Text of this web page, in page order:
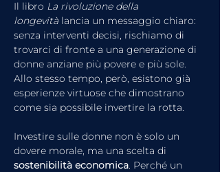
Il libro La rivoluzione della
longevità lancia un messaggio chiaro:
senza interventi decisi, rischiamo di
trovarci di fronte a una generazione di
donne anziane più povere e più sole.
Allo stesso tempo, però, esistono già
esperienze virtuose che dimostrano
come sia possibile invertire la rotta.
Investire sulle donne non è solo un
dovere morale, ma una scelta di
sostenibilità economica . Perché un